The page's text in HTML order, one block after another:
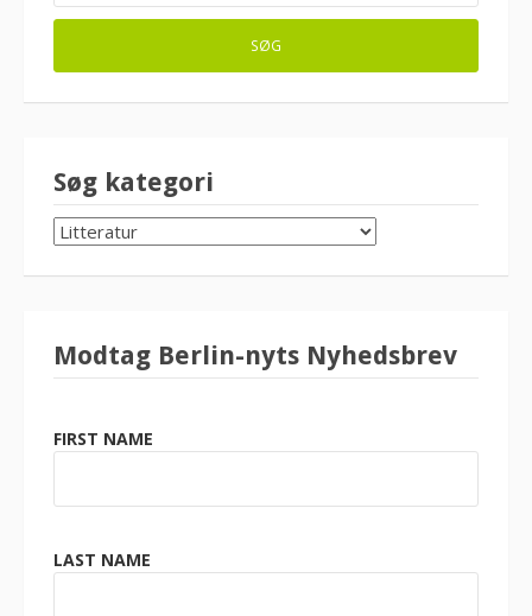
Søg kategori
SØG
KATEGORI
Modtag Berlin-nyts Nyhedsbrev
FIRST NAME
LAST NAME